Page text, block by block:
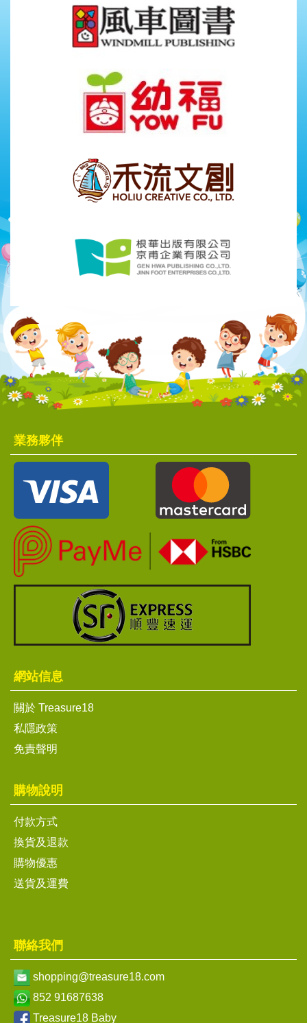
業務夥伴
網站信息
關於 Treasure18
私隱政策
免責聲明
購物說明
付款方式
換貨及退款
購物優惠
送貨及運費
聯絡我們
shopping@treasure18.com
852 91687638
Treasure18 Baby